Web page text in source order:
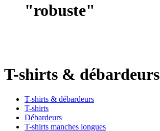
"robuste"
T-shirts & débardeurs
T-shirts & débardeurs
T-shirts
Débardeurs
T-shirts manches longues